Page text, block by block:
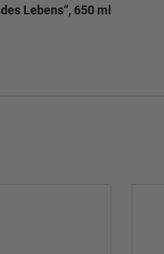
Lebens“, 650 ml